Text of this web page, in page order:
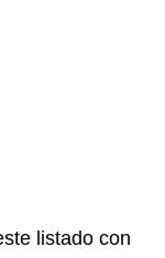
listado con